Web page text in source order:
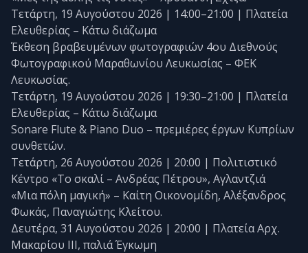
Τετάρτη, 19 Αυγούστου 2026 | 14:00–21:00 | Πλατεία
Ελευθερίας – Κάτω διάζωμα
Έκθεση βραβευμένων φωτογραφιών 4ου Διεθνούς
Φωτογραφικού Μαραθωνίου Λευκωσίας – ΦΕΚ
Λευκωσίας.
Τετάρτη, 19 Αυγούστου 2026 | 19:30–21:00 | Πλατεία
Ελευθερίας – Κάτω διάζωμα
Sonare Flute & Piano Duo – πρεμιέρες έργων Κυπρίων
συνθετών.
Τετάρτη, 26 Αυγούστου 2026 | 20:00 | Πολιτιστικό
Κέντρο «Το σκαλί – Ανδρέας Πέτρου», Αγλαντζιά
«Μια πόλη μαγική» – Καίτη Οικονομίδη, Αλέξανδρος
Φωκάς, Παναγιώτης Κλείτου.
Δευτέρα, 31 Αυγούστου 2026 | 20:00 | Πλατεία Αρχ.
Μακαρίου ΙΙΙ, παλιά Έγκωμη